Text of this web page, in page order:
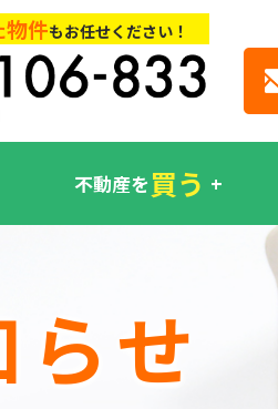
件もお任せください！
不動産を買う
らせ